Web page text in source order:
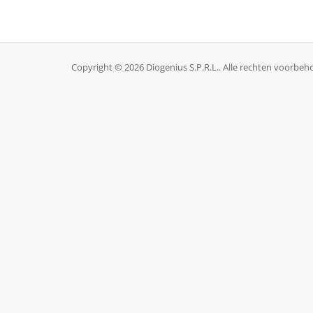
Copyright © 2026 Diogenius S.P.R.L.. Alle rechten